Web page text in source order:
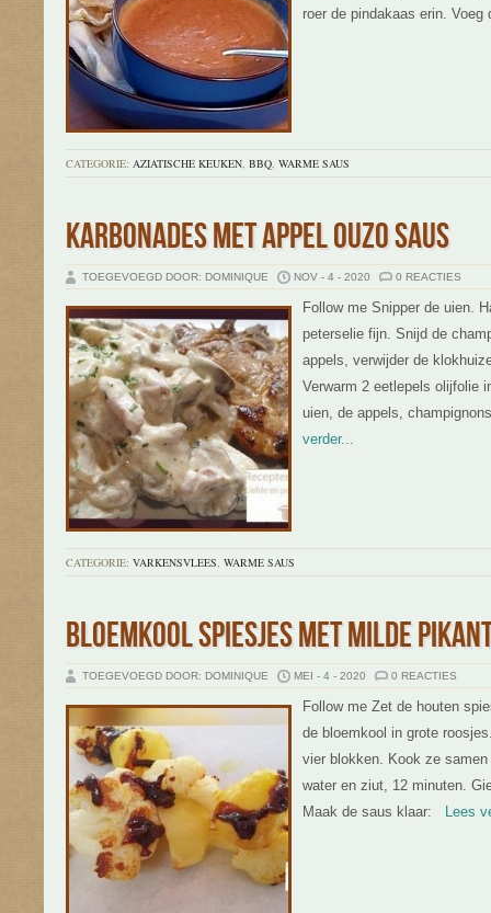
roer de pindakaas erin. Voeg
CATEGORIE: AZIATISCHE KEUKEN, BBQ, WARME SAUS
KARBONADES MET APPEL OUZO SAUS
TOEGEVOEGD DOOR: DOMINIQUE NOV - 4 - 2020 0 REACTIES
Follow me Snipper de uien.
peterselie fijn. Snijd de
appels, verwijder de
Verwarm 2 eetlepels olijfolie
uien, de appels,
verder...
CATEGORIE: VARKENSVLEES, WARME SAUS
BLOEMKOOL SPIESJES MET MILDE
TOEGEVOEGD DOOR: DOMINIQUE MEI - 4 - 2020 0 REACTIES
Follow me Zet de houten
de bloemkool in grote
vier blokken. Kook ze
water en ziut, 12 minuten.
Maak de saus klaar: Lees